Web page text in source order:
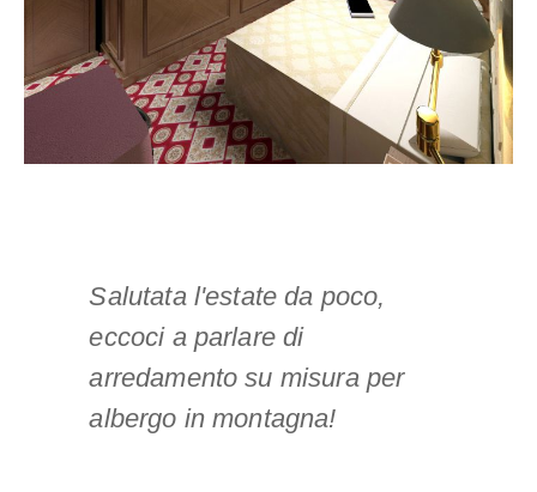
Salutata l'estate da poco,
eccoci a parlare di
arredamento su misura per
albergo in montagna!